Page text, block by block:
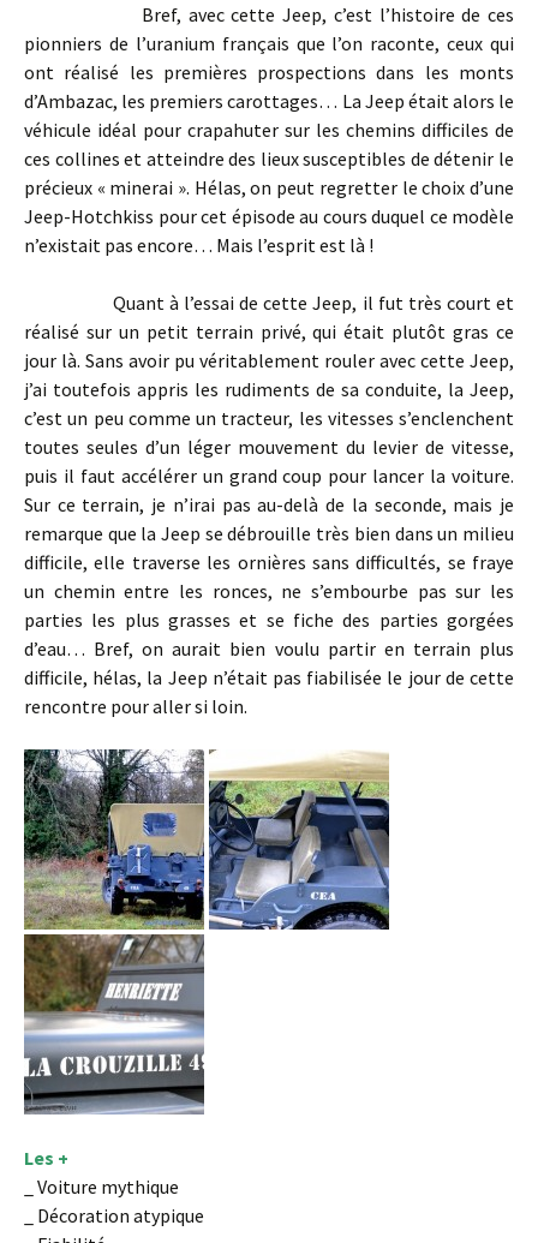
Bref, avec cette Jeep, c’est l’histoire de ces
pionniers de l’uranium français que l’on raconte, ceux qui
ont réalisé les premières prospections dans les monts
d’Ambazac, les premiers carottages… La Jeep était alors le
véhicule idéal pour crapahuter sur les chemins difficiles de
ces collines et atteindre des lieux susceptibles de détenir le
précieux « minerai ». Hélas, on peut regretter le choix d’une
Jeep-Hotchkiss pour cet épisode au cours duquel ce modèle
n’existait pas encore… Mais l’esprit est là !
Quant à l’essai de cette Jeep, il fut très court et
réalisé sur un petit terrain privé, qui était plutôt gras ce
jour là. Sans avoir pu véritablement rouler avec cette Jeep,
j’ai toutefois appris les rudiments de sa conduite, la Jeep,
c’est un peu comme un tracteur, les vitesses s’enclenchent
toutes seules d’un léger mouvement du levier de vitesse,
puis il faut accélérer un grand coup pour lancer la voiture.
Sur ce terrain, je n’irai pas au-delà de la seconde, mais je
remarque que la Jeep se débrouille très bien dans un milieu
difficile, elle traverse les ornières sans difficultés, se fraye
un chemin entre les ronces, ne s’embourbe pas sur les
parties les plus grasses et se fiche des parties gorgées
d’eau… Bref, on aurait bien voulu partir en terrain plus
difficile, hélas, la Jeep n’était pas fiabilisée le jour de cette
rencontre pour aller si loin.
Les +
_ Voiture mythique
_ Décoration atypique